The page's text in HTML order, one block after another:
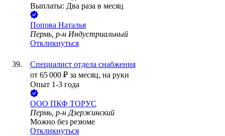
Выплаты: Два раза в месяц
Попова Наталья
Пермь, р-н Индустриальный
Откликнуться
Специалист отдела снабжения
от 65 000 ₽ за месяц, на руки
Опыт 1-3 года
ООО ПКФ ТОРУС
Пермь, р-н Дзержинский
Можно без резюме
Откликнуться